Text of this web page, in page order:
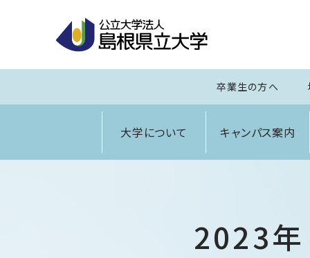
卒業生の方へ
大学について キャンパス案内
2023